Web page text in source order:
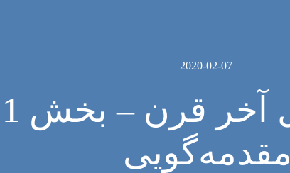
2020-02-07
مقدمه‌گویی